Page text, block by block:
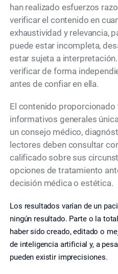
han realizado esfuerzos
verificar el contenido en
exhaustividad y relevancia,
puede estar incompleta,
estar sujeta a
verificar de forma
antes de confiar en ella.
El contenido
informativos generales
un consejo médico,
lectores deben consultar
calificado sobre sus
opciones de tratamiento
decisión médica o estética.
Los resultados varían de un
ningún resultado. Parte o la
haber sido creado, editado o
de inteligencia artificial y, a
pueden existir imprecisiones.